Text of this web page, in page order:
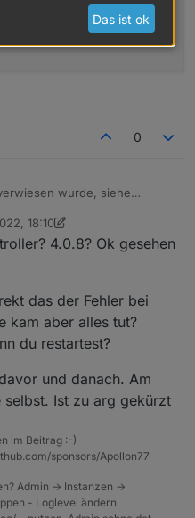
backitup. 16133
backitup. ( 16133
0
wurde, siehe
von v2.3.0.auf v2.3.1 ergab
verwende jsonl
- info: backitup.0
- error: backitup.0
- error:
- error:
node_modules/
(internal/
- error:
- info: backitup.0
18:10
4.0.8? Ok gesehen
das der Fehler bei
kam aber alles tut?
du restartest?
und danach. Am
Ist zu arg gekürzt
im Beitrag :-)
sponsors/Apollon77
Admin -> Instanzen ->
- Loglevel ändern
Das ist ok